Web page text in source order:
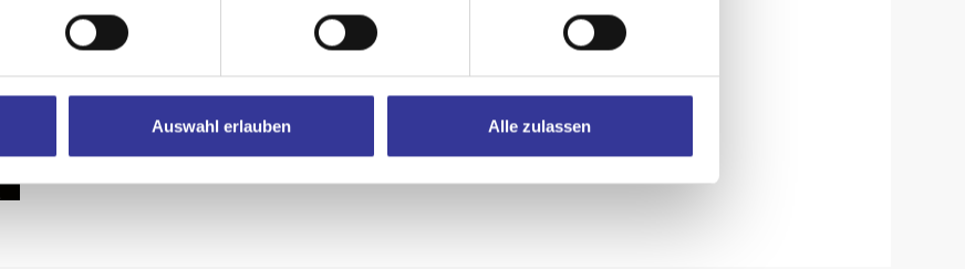
Auswahl erlauben Alle zulassen